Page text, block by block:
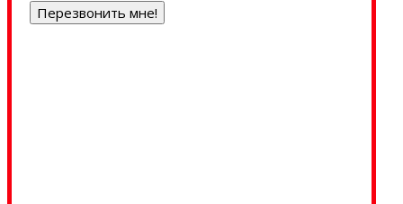
Перезвонить мне!